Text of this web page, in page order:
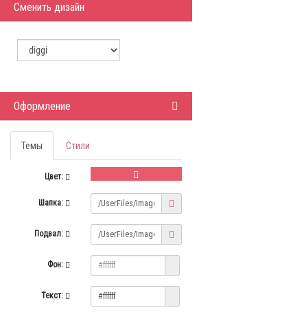
Сменить дизайн
Оформление
Темы Стили
Цвет:
Шапка:
Подвал:
Фон:
Текст: